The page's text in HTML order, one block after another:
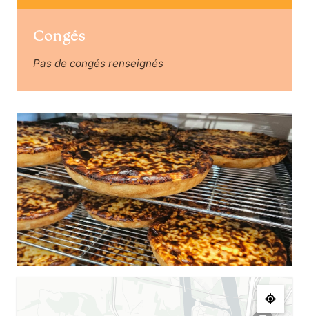
Congés
Pas de congés renseignés